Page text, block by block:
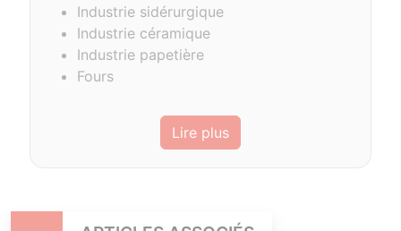
Industrie sidérurgique
Industrie céramique
Industrie papetière
Fours
Lire plus